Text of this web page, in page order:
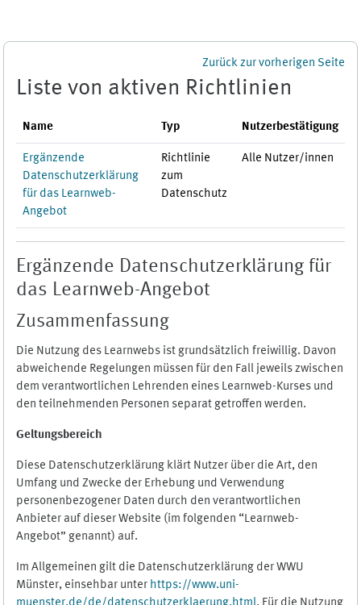
Zurück zur vorherigen Seite
Liste von aktiven Richtlinien
Name Typ Nutzerbestätigung
Ergänzende
Datenschutzerklärung
für das Learnweb-
Angebot
Richtlinie
zum
Datenschutz
Alle Nutzer/innen
Ergänzende Datenschutzerklärung für
das Learnweb-Angebot
Zusammenfassung
Die Nutzung des Learnwebs ist grundsätzlich freiwillig. Davon
abweichende Regelungen müssen für den Fall jeweils zwischen
dem verantwortlichen Lehrenden eines Learnweb-Kurses und
den teilnehmenden Personen separat getroffen werden.
Geltungsbereich
Diese Datenschutzerklärung klärt Nutzer über die Art, den
Umfang und Zwecke der Erhebung und Verwendung
personenbezogener Daten durch den verantwortlichen
Anbieter auf dieser Website (im folgenden “Learnweb-
Angebot” genannt) auf.
Im Allgemeinen gilt die Datenschutzerklärung der WWU
Münster, einsehbar unter https://www.uni-